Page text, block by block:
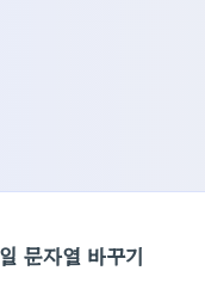
문자열 바꾸기